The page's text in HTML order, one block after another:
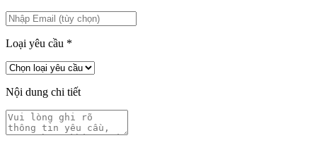
Loại yêu cầu *
Nội dung chi tiết